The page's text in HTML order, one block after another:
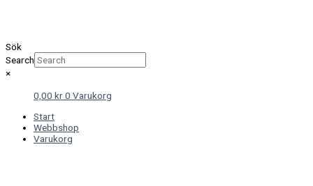
Sök
Search
×
0,00 kr0 Varukorg
Start
Webbshop
Varukorg